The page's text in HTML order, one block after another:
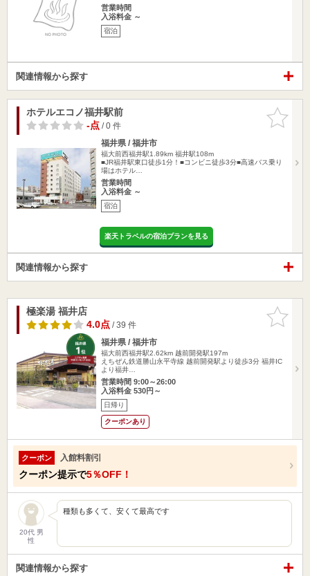
営業時間
入浴料金 ～
宿泊
関連情報から探す
お気に入
りに追加
ホテルエコノ福井駅前
-点/ 0 件
福井県 / 福井市
福大前西福井駅1.89km 福井駅108m
■JR福井駅東口徒歩1分！■コンビニ徒歩3分■高速バス乗り
場はホテル…
営業時間
入浴料金 ～
宿泊
楽天トラベルの宿泊プランを見る
関連情報から探す
お気に入
りに追加
極楽湯 福井店
4.0点/ 39 件
福井県 / 福井市
福大前西福井駅2.62km 越前開発駅197m
えちぜん鉄道勝山永平寺線 越前開発駅より徒歩3分 福井IC
より福井…
営業時間 9:00～26:00
入浴料金 530円～
日帰り
クーポンあり
クーポン 入館料割引
クーポン提示で5％OFF！
20代 男
性
種類も多くて、安くて最高です
関連情報から探す